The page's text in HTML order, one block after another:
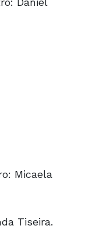
Micaela
Tiseira.